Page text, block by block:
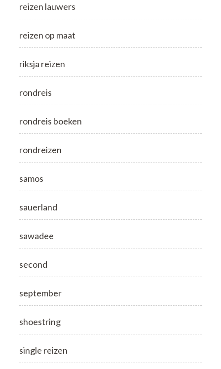
reizen lauwers
reizen op maat
riksja reizen
rondreis
rondreis boeken
rondreizen
samos
sauerland
sawadee
second
september
shoestring
single reizen